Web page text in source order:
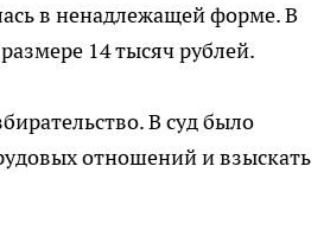
в ненадлежащей форме. В
14 тысяч рублей.
В суд было
отношений и взыскать